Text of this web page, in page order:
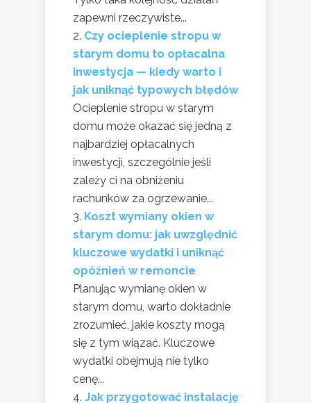
zapewni rzeczywiste...
Czy ocieplenie stropu w
starym domu to opłacalna
inwestycja — kiedy warto i
jak uniknąć typowych błędów
Ocieplenie stropu w starym
domu może okazać się jedną z
najbardziej opłacalnych
inwestycji, szczególnie jeśli
zależy ci na obniżeniu
rachunków za ogrzewanie...
Koszt wymiany okien w
starym domu: jak uwzględnić
kluczowe wydatki i uniknąć
opóźnień w remoncie
Planując wymianę okien w
starym domu, warto dokładnie
zrozumieć, jakie koszty mogą
się z tym wiązać. Kluczowe
wydatki obejmują nie tylko
cenę...
Jak przygotować instalację